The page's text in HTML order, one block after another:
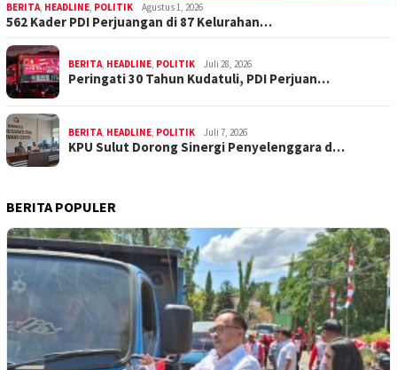
BERITA, HEADLINE, POLITIK Agustus 1, 2026
562 Kader PDI Perjuangan di 87 Kelurahan…
BERITA, HEADLINE, POLITIK Juli 28, 2026
Peringati 30 Tahun Kudatuli, PDI Perjuan…
BERITA, HEADLINE, POLITIK Juli 7, 2026
KPU Sulut Dorong Sinergi Penyelenggara d…
BERITA POPULER